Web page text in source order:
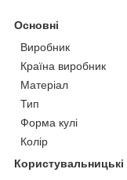
Основні
Виробник
Країна виробник
Матеріал
Тип
Форма кулі
Колір
Користувальницькі